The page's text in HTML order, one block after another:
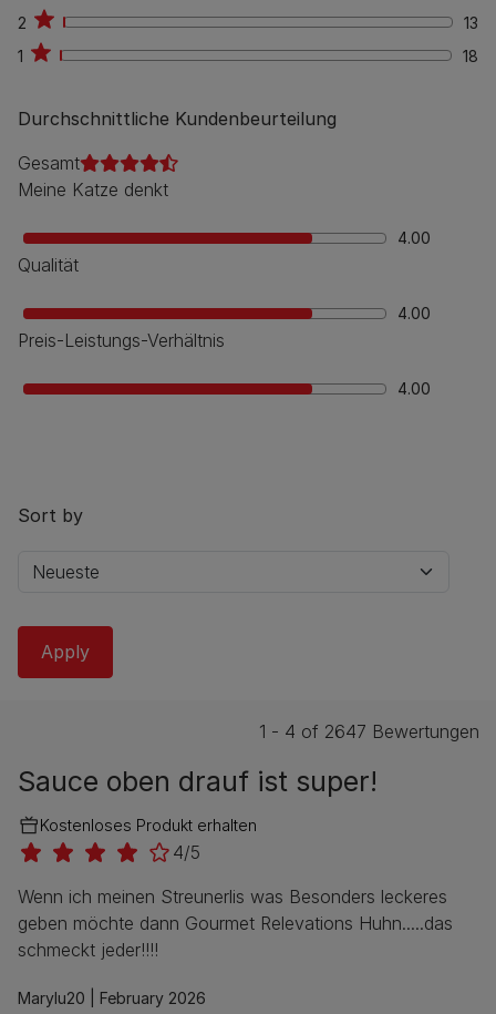
2
13
13
1
18 18
Durchschnittliche Kundenbeurteilung
Gesamt
Meine Katze denkt
4.00
Qualität
4.00
Preis-Leistungs-Verhältnis
4.00
Sort by
1 - 4 of 2647 Bewertungen
Sauce oben drauf ist super!
Kostenloses Produkt erhalten
4/5
Wenn ich meinen Streunerlis was Besonders leckeres
geben möchte dann Gourmet Relevations Huhn.....das
schmeckt jeder!!!!
Marylu20 | February 2026